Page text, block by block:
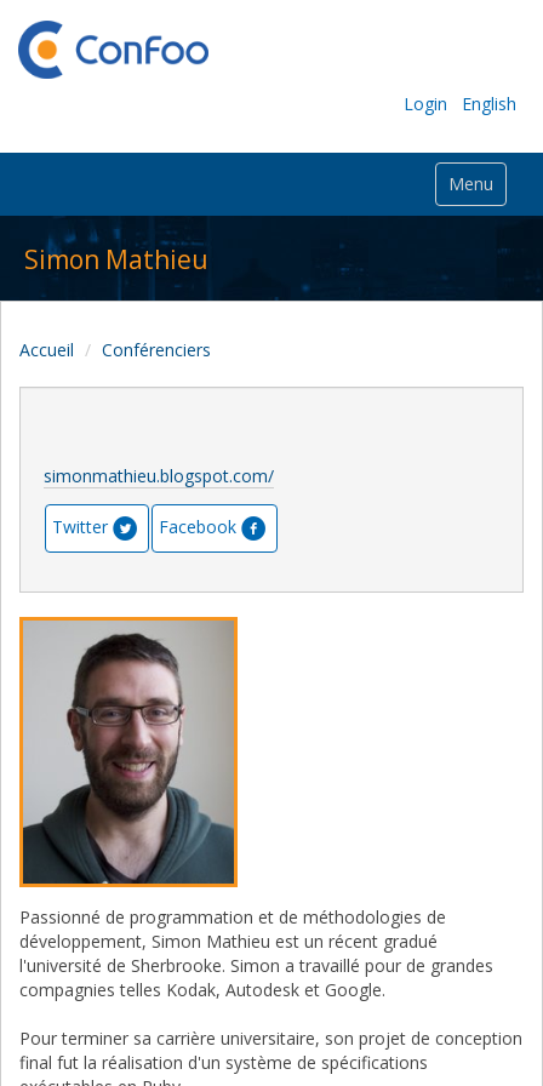
Login English
Menu
Simon Mathieu
Accueil Conférenciers
simonmathieu.blogspot.com/
Twitter Facebook
Passionné de programmation et de méthodologies de
développement, Simon Mathieu est un récent gradué
l'université de Sherbrooke. Simon a travaillé pour de grandes
compagnies telles Kodak, Autodesk et Google.
Pour terminer sa carrière universitaire, son projet de conception
final fut la réalisation d'un système de spécifications